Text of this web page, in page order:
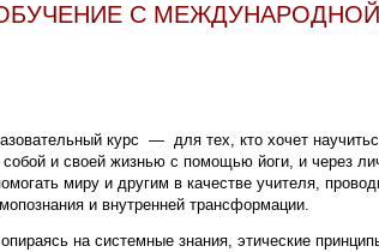
С МЕЖДУНАРОДНОЙ
курс — для тех, кто хочет
собой и своей жизнью с помощью йоги, и через
миру и другим в качестве учителя,
и внутренней трансформации.
на системные знания, этические